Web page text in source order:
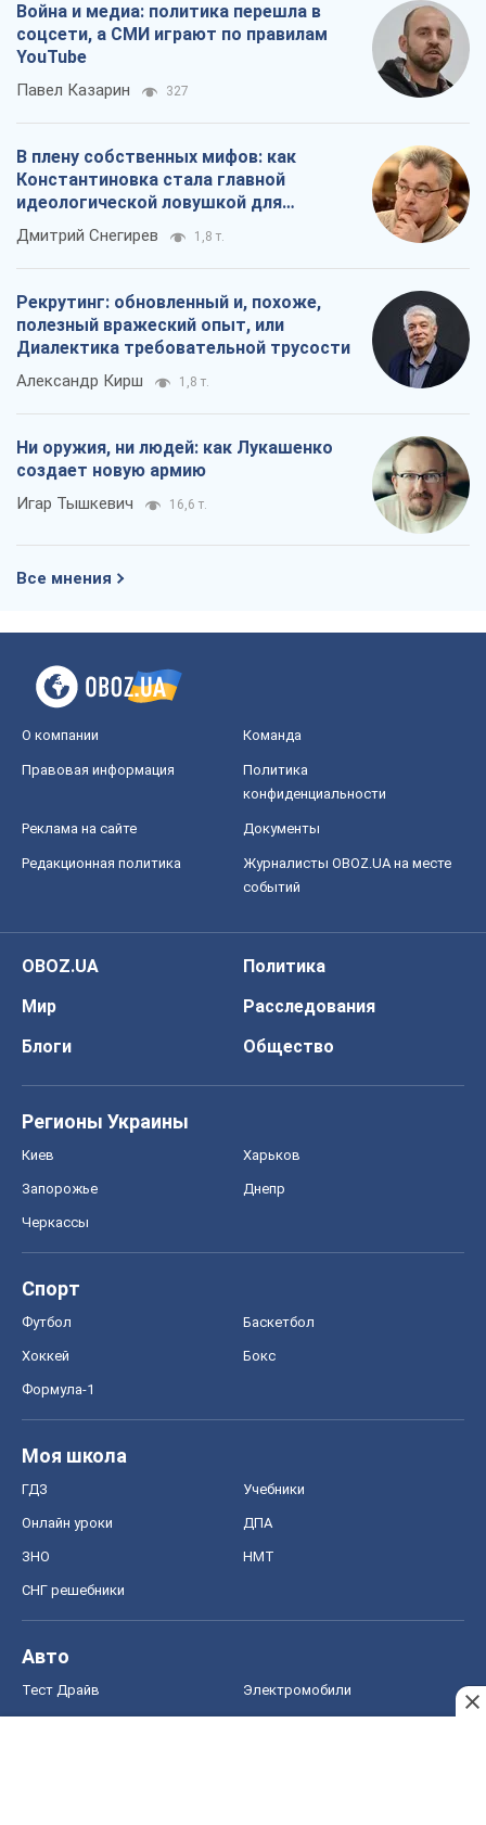
Война и медиа: политика перешла в
соцсети, а СМИ играют по правилам
YouTube
Павел Казарин 327
В плену собственных мифов: как
Константиновка стала главной
идеологической ловушкой для
российских оккупантов
Дмитрий Снегирев 1,8 т.
Рекрутинг: обновленный и, похоже,
полезный вражеский опыт, или
Диалектика требовательной трусости
Александр Кирш 1,8 т.
Ни оружия, ни людей: как Лукашенко
создает новую армию
Игар Тышкевич 16,6 т.
Все мнения
О компании Команда
Правовая информация
Политика
конфиденциальности
Реклама на сайте Документы
Редакционная политика
Журналисты OBOZ.UA на месте
событий
OBOZ.UA
Политика
Мир
Расследования
Блоги
Общество
Регионы Украины
Киев Харьков
Запорожье Днепр
Черкассы
Спорт
Футбол Баскетбол
Хоккей Бокс
Формула-1
Моя школа
ГДЗ Учебники
Онлайн уроки ДПА
ЗНО НМТ
СНГ решебники
Авто
Тест Драйв Электромобили